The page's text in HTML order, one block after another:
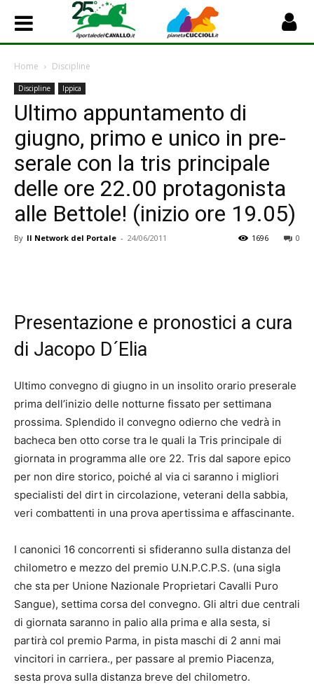
Home Discipline
Discipline Ippica
Ultimo appuntamento di
giugno, primo e unico in pre-
serale con la tris principale
delle ore 22.00 protagonista
alle Bettole! (inizio ore 19.05)
By Il Network del Portale - 24/06/2011 0
1696
Presentazione e pronostici a cura
di Jacopo D´Elia
Ultimo convegno di giugno in un insolito orario preserale
prima dell’inizio delle notturne fissato per settimana
prossima. Splendido il convegno odierno che vedrà in
bacheca ben otto corse tra le quali la Tris principale di
giornata in programma alle ore 22. Tris dal sapore epico
per non dire storico, poiché al via ci saranno i migliori
specialisti del dirt in circolazione, veterani della sabbia,
veri combattenti in una prova apertissima e affascinante.
I canonici 16 concorrenti si sfideranno sulla distanza del
chilometro e mezzo del premio U.N.P.C.P.S. (una sigla
che sta per Unione Nazionale Proprietari Cavalli Puro
Sangue), settima corsa del convegno. Gli altri due centrali
di giornata saranno in palio alla prima e alla sesta, si
partirà col premio Parma, in pista maschi di 2 anni mai
vincitori in carriera., per passare al premio Piacenza,
sesta prova sulla distanza breve del chilometro.